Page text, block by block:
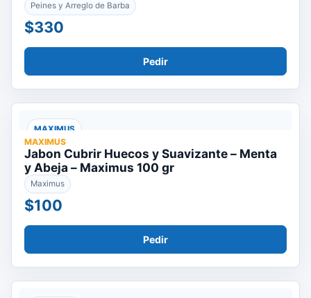
Peines y Arreglo de Barba
$330
Pedir
MAXIMUS
MAXIMUS
Jabon Cubrir Huecos y Suavizante – Menta
y Abeja – Maximus 100 gr
Maximus
$100
Pedir